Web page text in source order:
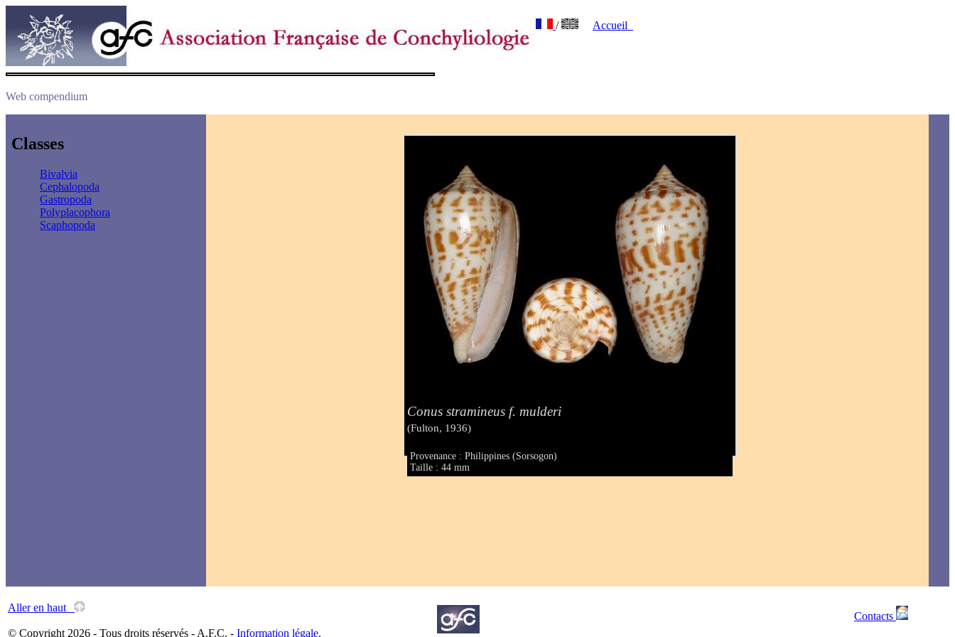
/ Accueil
Web compendium
Classes
Bivalvia
Cephalopoda
Gastropoda
Polyplacophora
Scaphopoda
Conus stramineus f. mulderi
(Fulton, 1936)
Provenance : Philippines (Sorsogon)
Taille : 44 mm
Aller en haut
© Copyright 2026 - Tous droits réservés - A.F.C. - Information légale.
Contacts